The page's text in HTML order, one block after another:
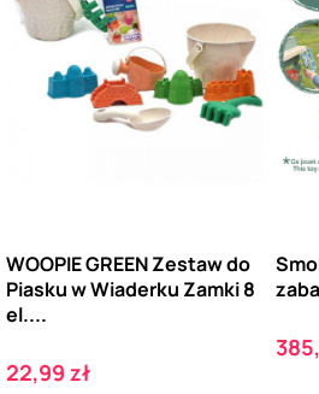
WOOPIE GREEN Zestaw do
Piasku w Wiaderku Zamki 8
el....
Cena
22,99 zł